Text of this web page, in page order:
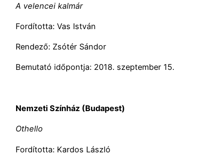
A velencei kalmár
Fordította: Vas István
Rendező: Zsótér Sándor
Bemutató időpontja: 2018. szeptember 15.
Nemzeti Színház (Budapest)
Othello
Fordította: Kardos László